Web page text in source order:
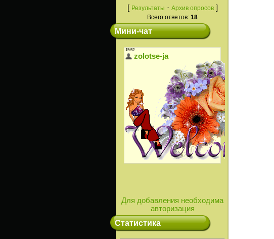
[ Результаты · Архив опросов]
Всего ответов: 18
Мини-чат
Для добавления необходима
авторизация
Статистика